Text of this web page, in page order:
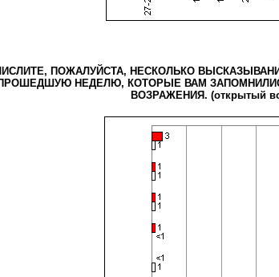
ПОЖАЛУЙСТА, НЕСКОЛЬКО
НЕДЕЛЮ, КОТОРЫЕ ВАМ
ВОЗРАЖЕНИЯ. (открытый